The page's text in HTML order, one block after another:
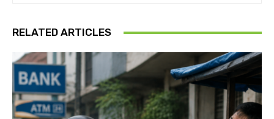
RELATED ARTICLES